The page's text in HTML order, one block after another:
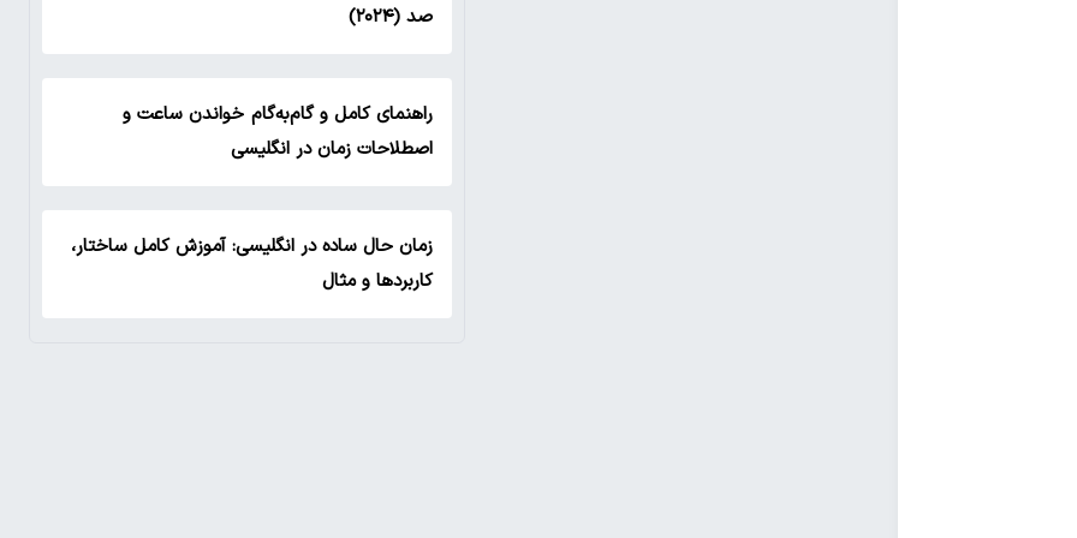
صد (۲۰۲۴)
راهنمای کامل و گام‌به‌گام خواندن ساعت و
اصطلاحات زمان در انگلیسی
زمان حال ساده در انگلیسی: آموزش کامل ساختار،
کاربردها و مثال